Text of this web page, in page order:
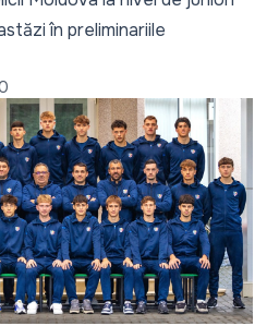
în preliminariile